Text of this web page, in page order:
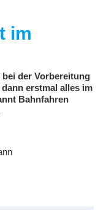
im
der Vorbereitung
erstmal alles im
Bahnfahren